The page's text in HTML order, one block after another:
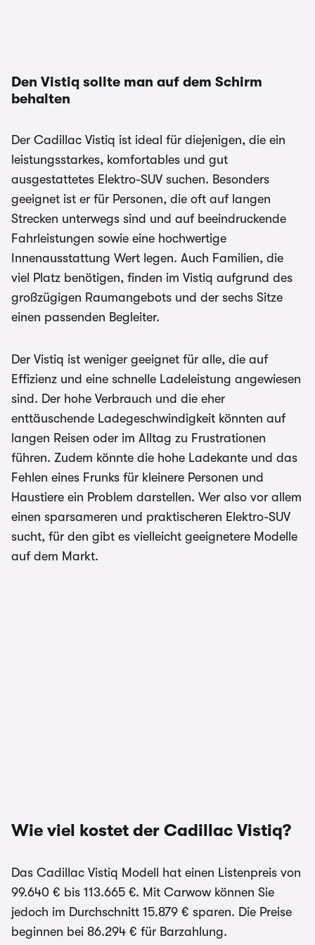
Den Vistiq sollte man auf dem Schirm
behalten
Der Cadillac Vistiq ist ideal für diejenigen, die ein
leistungsstarkes, komfortables und gut
ausgestattetes Elektro-SUV suchen. Besonders
geeignet ist er für Personen, die oft auf langen
Strecken unterwegs sind und auf beeindruckende
Fahrleistungen sowie eine hochwertige
Innenausstattung Wert legen. Auch Familien, die
viel Platz benötigen, finden im Vistiq aufgrund des
großzügigen Raumangebots und der sechs Sitze
einen passenden Begleiter.
Der Vistiq ist weniger geeignet für alle, die auf
Effizienz und eine schnelle Ladeleistung angewiesen
sind. Der hohe Verbrauch und die eher
enttäuschende Ladegeschwindigkeit könnten auf
langen Reisen oder im Alltag zu Frustrationen
führen. Zudem könnte die hohe Ladekante und das
Fehlen eines Frunks für kleinere Personen und
Haustiere ein Problem darstellen. Wer also vor allem
einen sparsameren und praktischeren Elektro-SUV
sucht, für den gibt es vielleicht geeignetere Modelle
auf dem Markt.
Wie viel kostet der Cadillac Vistiq?
Das Cadillac Vistiq Modell hat einen Listenpreis von
99.640 € bis 113.665 €. Mit Carwow können Sie
jedoch im Durchschnitt 15.879 € sparen. Die Preise
beginnen bei 86.294 € für Barzahlung.